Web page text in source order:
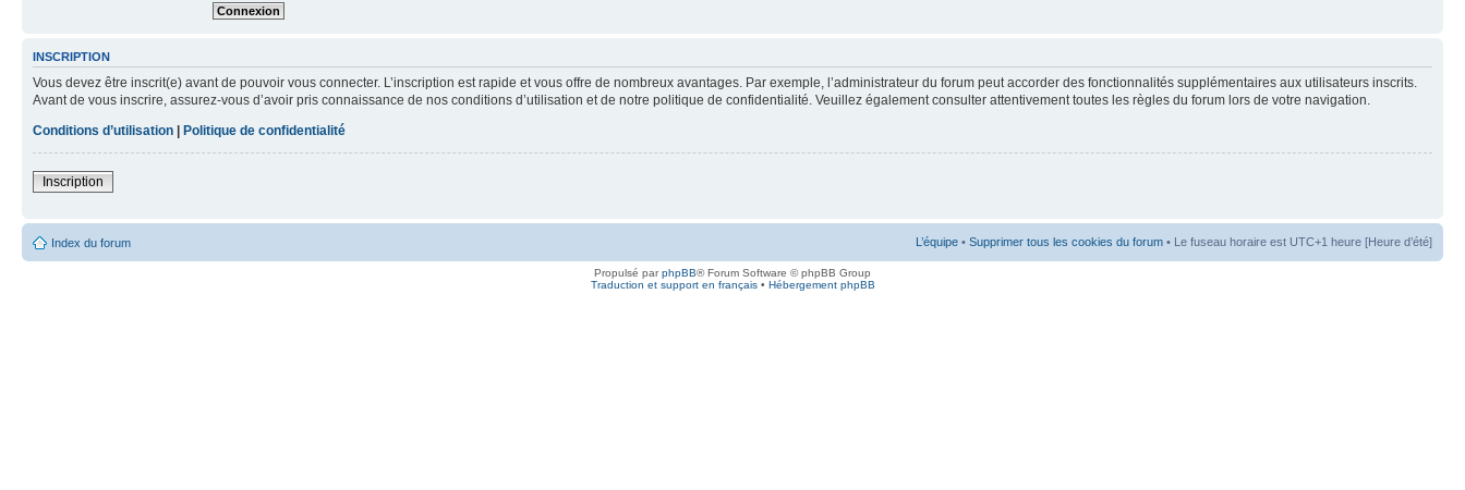
INSCRIPTION
Vous devez être inscrit(e) avant de pouvoir vous connecter. L’inscription est rapide et vous offre de nombreux avantages. Par exemple, l’administrateur du forum peut accorder des fonctionnalités supplémentaires aux utilisateurs inscrits.
Avant de vous inscrire, assurez-vous d’avoir pris connaissance de nos conditions d’utilisation et de notre politique de confidentialité. Veuillez également consulter attentivement toutes les règles du forum lors de votre navigation.
Conditions d’utilisation | Politique de confidentialité
Inscription
Index du forum L’équipe • Supprimer tous les cookies du forum • Le fuseau horaire est UTC+1 heure [Heure d’été]
Propulsé parphpBB® Forum Software © phpBB Group
Traduction et support en français• Hébergement phpBB